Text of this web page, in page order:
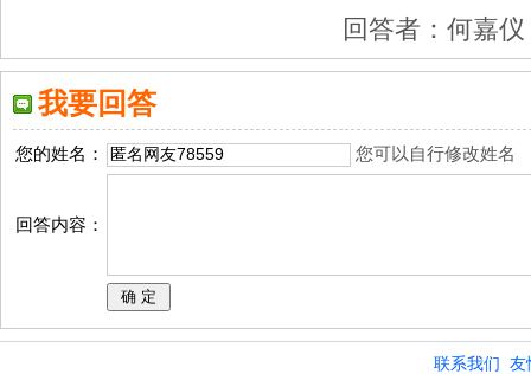
回答者：何嘉
我要回答
您的姓名： 您可以自行修改姓名
回答内容：
联系我们
友